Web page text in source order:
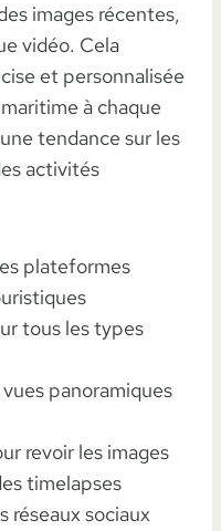
images récentes,
vidéo. Cela
et personnalisée
à chaque
tendance sur les
activités
plateformes
tous les types
panoramiques
revoir les images
timelapses
réseaux sociaux